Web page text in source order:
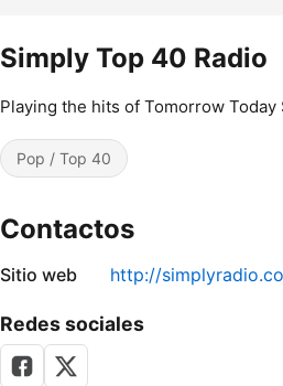
Simply Top 40 Radio
Playing the hits of Tomorrow Today
Pop / Top 40
Contactos
Sitio web http://
Redes sociales